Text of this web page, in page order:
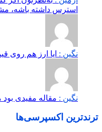
استرس داشته باشه،
نگین : ایا ارز هم روی
نگین : مقاله مفیدی
ترندترین اکسپرسی‌ها